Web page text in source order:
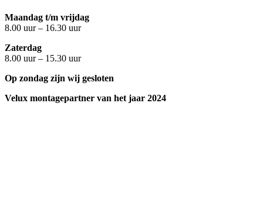
Maandag t/m vrijdag
8.00 uur – 16.30 uur
Zaterdag
8.00 uur – 15.30 uur
Op zondag zijn wij gesloten
Velux montagepartner van het jaar 2024